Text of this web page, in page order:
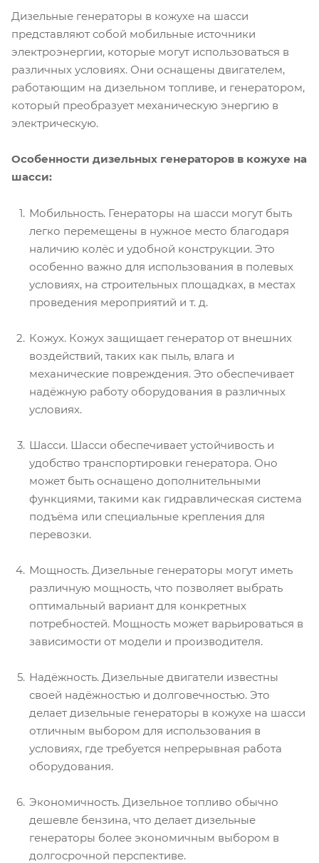
Дизельные генераторы в кожухе на шасси
представляют собой мобильные источники
электроэнергии, которые могут использоваться в
различных условиях. Они оснащены двигателем,
работающим на дизельном топливе, и генератором,
который преобразует механическую энергию в
электрическую.
Особенности дизельных генераторов в кожухе на
шасси:
Мобильность. Генераторы на шасси могут быть
легко перемещены в нужное место благодаря
наличию колёс и удобной конструкции. Это
особенно важно для использования в полевых
условиях, на строительных площадках, в местах
проведения мероприятий и т. д.
Кожух. Кожух защищает генератор от внешних
воздействий, таких как пыль, влага и
механические повреждения. Это обеспечивает
надёжную работу оборудования в различных
условиях.
Шасси. Шасси обеспечивает устойчивость и
удобство транспортировки генератора. Оно
может быть оснащено дополнительными
функциями, такими как гидравлическая система
подъёма или специальные крепления для
перевозки.
Мощность. Дизельные генераторы могут иметь
различную мощность, что позволяет выбрать
оптимальный вариант для конкретных
потребностей. Мощность может варьироваться в
зависимости от модели и производителя.
Надёжность. Дизельные двигатели известны
своей надёжностью и долговечностью. Это
делает дизельные генераторы в кожухе на шасси
отличным выбором для использования в
условиях, где требуется непрерывная работа
оборудования.
Экономичность. Дизельное топливо обычно
дешевле бензина, что делает дизельные
генераторы более экономичным выбором в
долгосрочной перспективе.